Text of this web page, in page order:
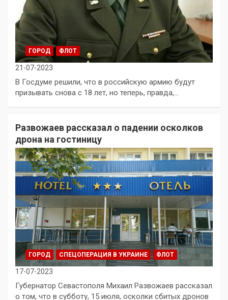
ГОРОД ФЛОТ
21-07-2023
В Госдуме решили, что в российскую армию будут
призывать снова с 18 лет, но теперь, правда,…
Развожаев рассказал о падении осколков
дрона на гостиницу
ГОРОД СПЕЦОПЕРАЦИЯ В УКРАИНЕ ФЛОТ
17-07-2023
Губернатор Севастополя Михаил Развожаев рассказал
о том, что в субботу, 15 июля, осколки сбитых дронов